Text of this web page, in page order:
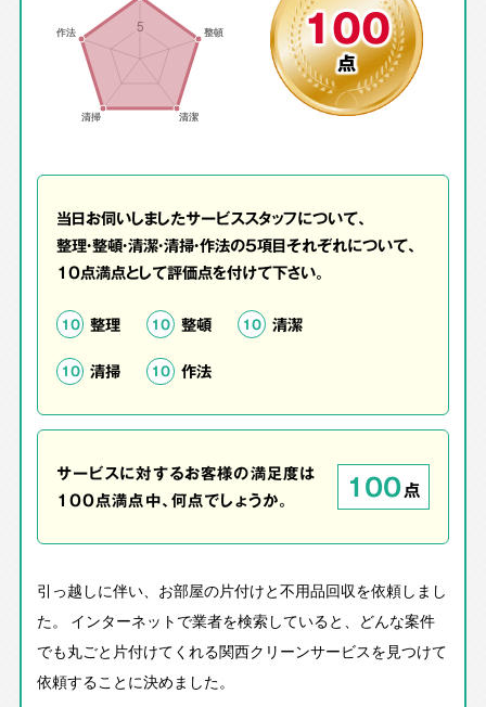
100
点
当日お伺いしましたサービススタッフについて、
整理・整頓・清潔・清掃・作法の5項目それぞれについて、
10点満点として評価点を付けて下さい。
10 整理 10 整頓 10 清潔
10 清掃 10 作法
サービスに対するお客様の満足度は
100点満点中、何点でしょうか。
100点
引っ越しに伴い、お部屋の片付けと不用品回収を依頼しまし
た。 インターネットで業者を検索していると、どんな案件
でも丸ごと片付けてくれる関西クリーンサービスを見つけて
依頼することに決めました。